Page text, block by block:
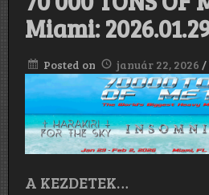
Miami:
Posted on január 22, 2026 /
A KEZDETEK…